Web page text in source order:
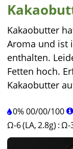
Kakaobutter
Aroma und ist
enthalten.
Fetten hoch.
Kakaobutter
0%00/00/100
Ω-6 (LA, 2.8g) :Ω-